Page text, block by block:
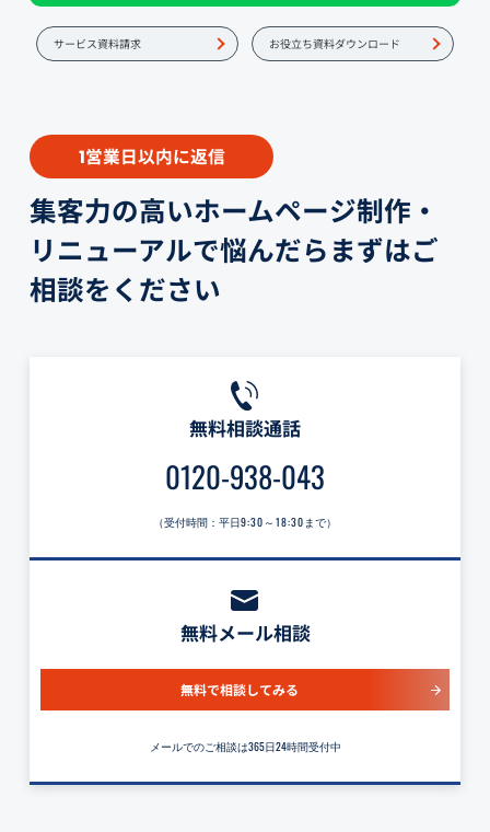
サービス資料請求 お役立ち資料ダウンロード
1営業日以内に返信
集客力の高いホームページ制作・
リニューアルで悩んだらまずはご
相談をください
無料相談通話
0120-938-043
（受付時間：平日9:30～18:30 まで）
無料メール相談
無料で相談してみる
メールでのご相談は365日24時間受付中